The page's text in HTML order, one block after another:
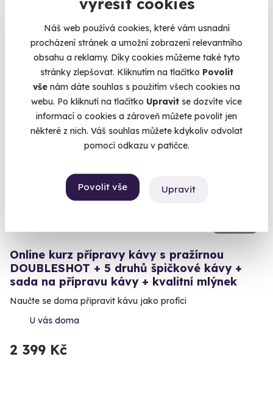
Náš web používá cookies, které vám usnadní
procházení stránek a umožní zobrazení relevantního
obsahu a reklamy. Díky cookies můžeme také tyto
stránky zlepšovat. Kliknutím na tlačítko Povolit
vše nám dáte souhlas s použitím všech cookies na
webu. Po kliknutí na tlačítko Upravit se dozvíte více
informací o cookies a zároveň můžete povolit jen
některé z nich. Váš souhlas můžete kdykoliv odvolat
pomocí odkazu v patičce.
Povolit vše Upravit
Praha 3
2 450 Kč
Zážitek na doma
Online kurz přípravy kávy s pražírnou
DOUBLESHOT + 5 druhů špičkové kávy +
sada na přípravu kávy + kvalitní mlýnek
Naučte se doma připravit kávu jako profíci
U vás doma
2 399 Kč